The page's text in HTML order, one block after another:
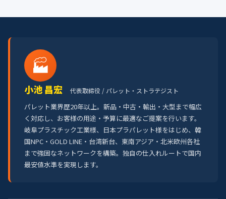
🏭
小池 昌宏 代表取締役 / パレット・ストラテジスト
パレット業界歴20年以上。新品・中古・輸出・大型まで幅広
く対応し、お客様の用途・予算に最適なご提案を行います。
岐阜プラスチック工業様、日本プラパレット様をはじめ、韓
国NPC・GOLD LINE・台湾新台、東南アジア・北米欧州各社
まで強固なネットワークを構築。独自の仕入れルートで国内
最安値水準を実現します。